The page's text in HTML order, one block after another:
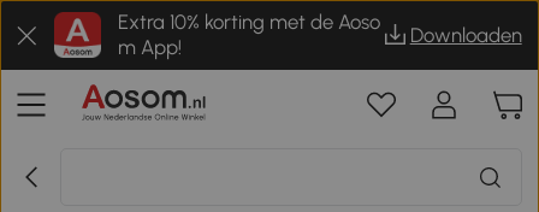
Extra 10% korting met de Aoso
m App!
Downloaden